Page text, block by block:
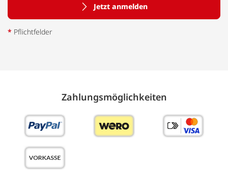
Jetzt anmelden
* Pflichtfelder
Zahlungs­möglich­keiten